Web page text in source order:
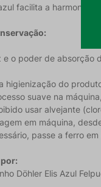
facilita a
o poder de absorção
higienização do
suave na
usar alvejante
em máquina,
passe a ferro
Döhler Elis Azul